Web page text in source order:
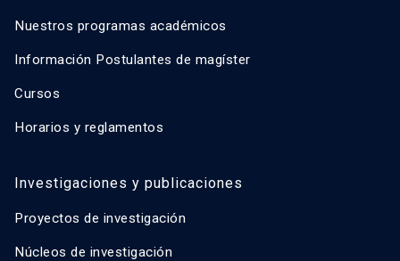
Nuestros programas académicos
Información Postulantes de magíster
Cursos
Horarios y reglamentos
Investigaciones y publicaciones
Proyectos de investigación
Núcleos de investigación